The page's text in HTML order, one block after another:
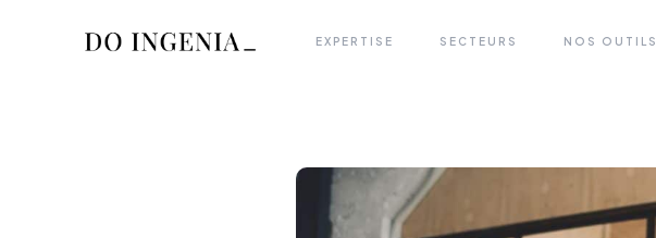
EXPERTISE SECTEURS NOS OUTILS